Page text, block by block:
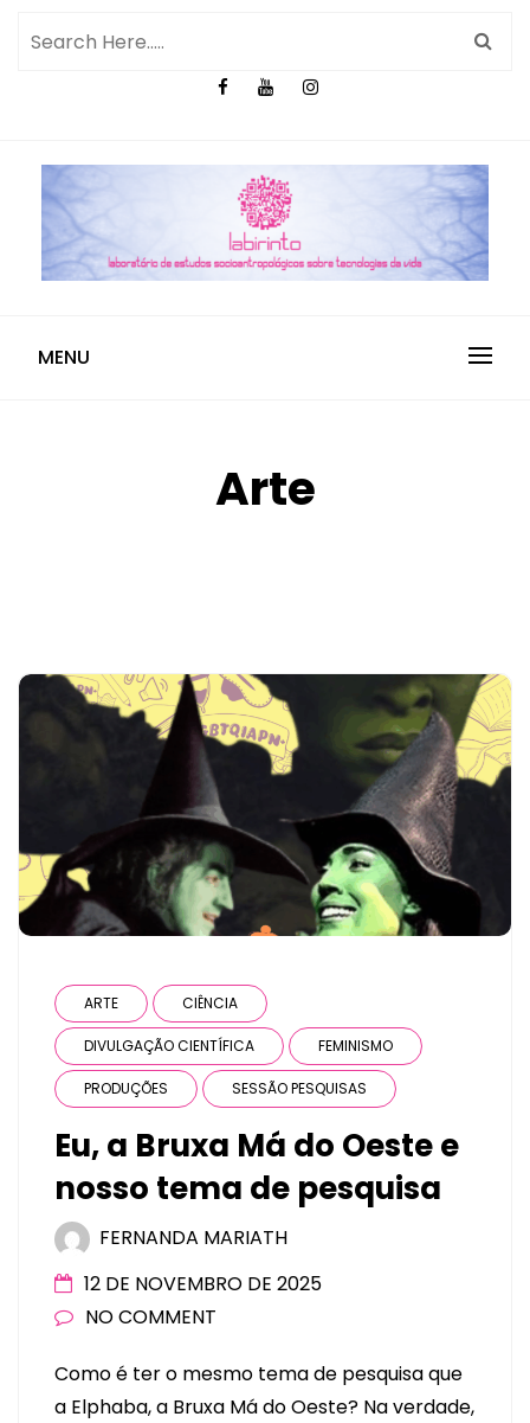
MENU
Arte
ARTE CIÊNCIA
DIVULGAÇÃO CIENTÍFICA FEMINISMO
PRODUÇÕES SESSÃO PESQUISAS
Eu, a Bruxa Má do Oeste e
nosso tema de pesquisa
FERNANDA MARIATH
12 DE NOVEMBRO DE 2025
NO COMMENT
Como é ter o mesmo tema de pesquisa que
a Elphaba, a Bruxa Má do Oeste? Na verdade,